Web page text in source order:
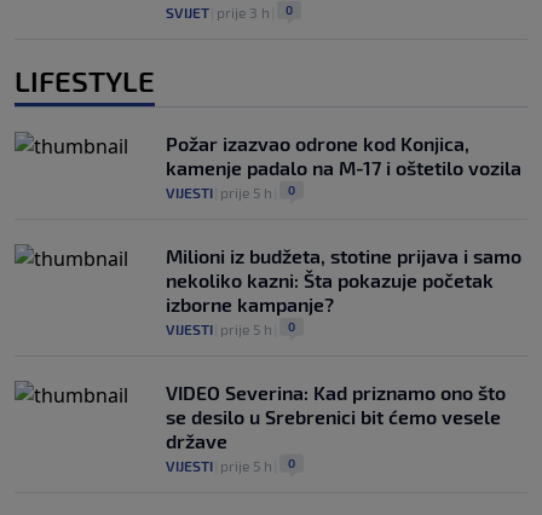
SVIJET prije 3 h 0
LIFESTYLE
Požar izazvao odrone kod Konjica,
kamenje padalo na M-17 i oštetilo vozila
VIJESTI prije 5 h 0
Milioni iz budžeta, stotine prijava i samo
nekoliko kazni: Šta pokazuje početak
izborne kampanje?
VIJESTI prije 5 h 0
VIDEO Severina: Kad priznamo ono što
se desilo u Srebrenici bit ćemo vesele
države
VIJESTI prije 5 h 0